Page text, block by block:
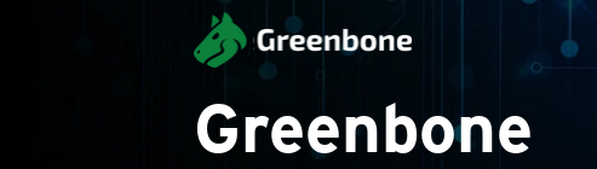
Greenbone